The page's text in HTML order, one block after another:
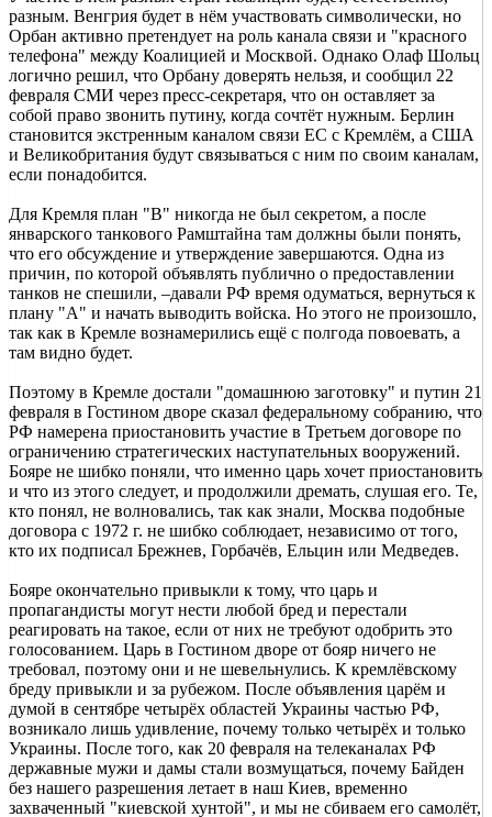
разным. Венгрия будет в нём участвовать символически, но
Орбан активно претендует на роль канала связи и "красного
телефона" между Коалицией и Москвой. Однако Олаф Шольц
логично решил, что Орбану доверять нельзя, и сообщил 22
февраля СМИ через пресс-секретаря, что он оставляет за
собой право звонить путину, когда сочтёт нужным. Берлин
становится экстренным каналом связи ЕС с Кремлём, а США
и Великобритания будут связываться с ним по своим каналам,
если понадобится.
Для Кремля план "В" никогда не был секретом, а после
январского танкового Рамштайна там должны были понять,
что его обсуждение и утверждение завершаются. Одна из
причин, по которой объявлять публично о предоставлении
танков не спешили, –давали РФ время одуматься, вернуться к
плану "А" и начать выводить войска. Но этого не произошло,
так как в Кремле вознамерились ещё с полгода повоевать, а
там видно будет.
Поэтому в Кремле достали "домашнюю заготовку" и путин 21
февраля в Гостином дворе сказал федеральному собранию, что
РФ намерена приостановить участие в Третьем договоре по
ограничению стратегических наступательных вооружений.
Бояре не шибко поняли, что именно царь хочет приостановить
и что из этого следует, и продолжили дремать, слушая его. Те,
кто понял, не волновались, так как знали, Москва подобные
договора с 1972 г. не шибко соблюдает, независимо от того,
кто их подписал Брежнев, Горбачёв, Ельцин или Медведев.
Бояре окончательно привыкли к тому, что царь и
пропагандисты могут нести любой бред и перестали
реагировать на такое, если от них не требуют одобрить это
голосованием. Царь в Гостином дворе от бояр ничего не
требовал, поэтому они и не шевельнулись. К кремлёвскому
бреду привыкли и за рубежом. После объявления царём и
думой в сентябре четырёх областей Украины частью РФ,
возникало лишь удивление, почему только четырёх и только
Украины. После того, как 20 февраля на телеканалах РФ
державные мужи и дамы стали возмущаться, почему Байден
без нашего разрешения летает в наш Киев, временно
захваченный "киевской хунтой", и мы не сбиваем его самолёт,